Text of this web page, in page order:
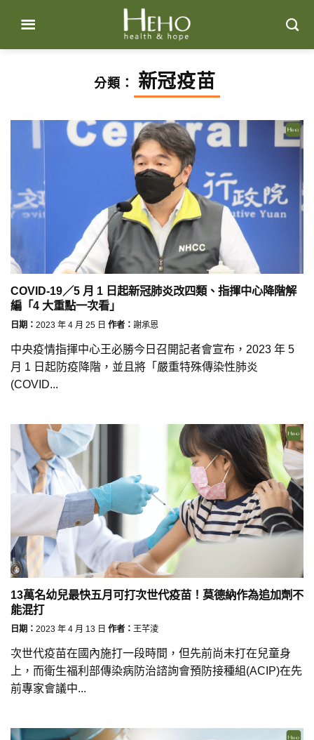
content
分類： 新冠疫苗
COVID-19／5 月 1 日起新冠肺炎改四類、指揮中心降階解
編「4 大重點一次看」
日期： 2023 年 4 月 25 日 作者： 謝承恩
中央疫情指揮中心王必勝今日召開記者會宣布，2023 年 5
月 1 日起防疫降階，並且將「嚴重特殊傳染性肺炎
(COVID...
13萬名幼兒最快五月可打次世代疫苗！莫德納作為追加劑不
能混打
日期： 2023 年 4 月 13 日 作者： 王芊淩
次世代疫苗在國內施打一段時間，但先前尚未打在兒童身
上，而衛生福利部傳染病防治諮詢會預防接種組(ACIP)在先
前專家會議中...